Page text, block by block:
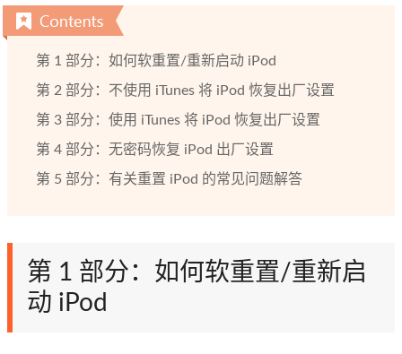
第 1 部分：如何软重置/重新启动 iPod
第 2 部分：不使用 iTunes 将 iPod 恢复出厂设置
第 3 部分：使用 iTunes 将 iPod 恢复出厂设置
第 4 部分：无密码恢复 iPod 出厂设置
第 5 部分：有关重置 iPod 的常见问题解答
第 1 部分：如何软重置/重新启
动 iPod